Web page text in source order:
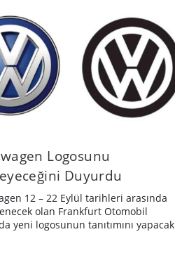
Logosunu
Duyurdu
12 – 22 Eylül tarihleri arasında
olan Frankfurt Otomobil
yeni logosunun tanıtımını